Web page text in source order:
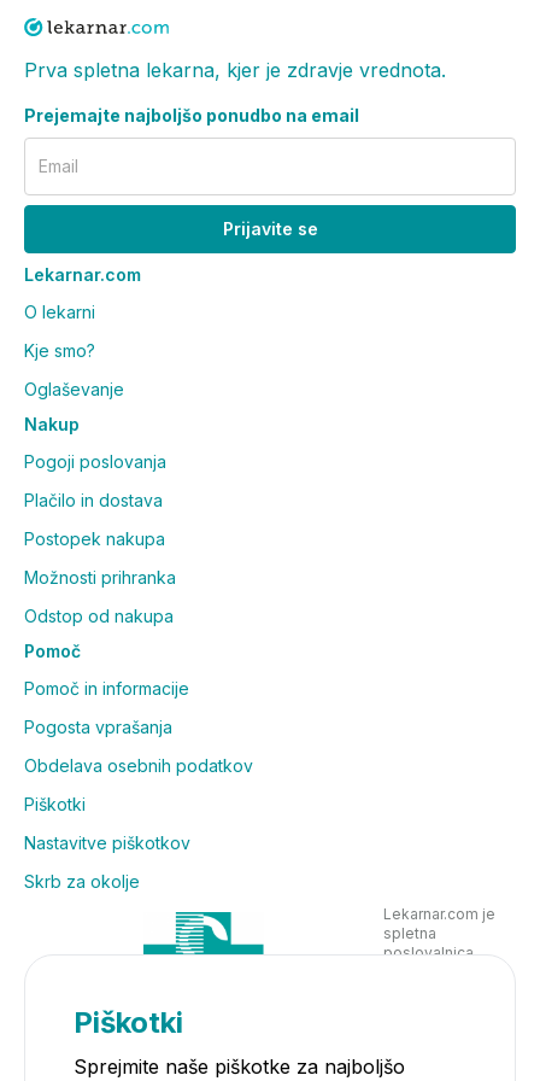
Prva spletna lekarna, kjer je zdravje vrednota.
Prejemajte najboljšo ponudbo na email
Email
Prijavite se
Lekarnar.com
O lekarni
Kje smo?
Oglaševanje
Nakup
Pogoji poslovanja
Plačilo in dostava
Postopek nakupa
Možnosti prihranka
Odstop od nakupa
Pomoč
Pomoč in informacije
Pogosta vprašanja
Obdelava osebnih podatkov
Piškotki
Nastavitve piškotkov
Skrb za okolje
Lekarnar.com je
spletna
poslovalnica
Piškotki
Sprejmite naše piškotke za najboljšo